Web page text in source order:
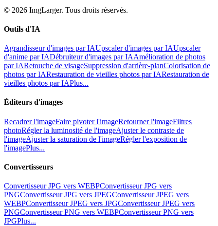
© 2026 ImgLarger. Tous droits réservés.
Outils d'IA
Agrandisseur d'images par IAUpscaler d'images par IAUpscaler
d'anime par IADébruiteur d'images par IAAmélioration de photos
par IARetouche de visageSuppression d'arrière-planColorisation de
photos par IARestauration de vieilles photos par IARestauration de
vieilles photos par IAPlus...
Éditeurs d'images
Recadrer l'imageFaire pivoter l'imageRetourner l'imageFiltres
photoRégler la luminosité de l'imageAjuster le contraste de
l'imageAjuster la saturation de l'imageRégler l'exposition de
l'imagePlus...
Convertisseurs
Convertisseur JPG vers WEBPConvertisseur JPG vers
PNGConvertisseur JPG vers JPEGConvertisseur JPEG vers
WEBPConvertisseur JPEG vers JPGConvertisseur JPEG vers
PNGConvertisseur PNG vers WEBPConvertisseur PNG vers
JPGPlus...